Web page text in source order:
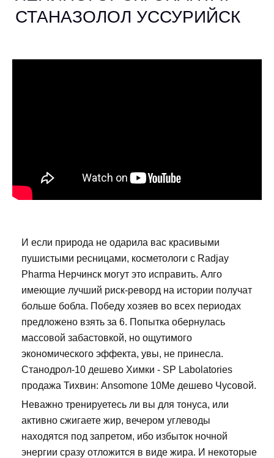
СТАНАЗОЛОЛ УССУРИЙСК
И если природа не одарила вас красивыми
пушистыми ресницами, косметологи с Radjay
Pharma Нерчинск могут это исправить. Алго
имеющие лучший риск-реворд на истории получат
больше бобла. Победу хозяев во всех периодах
предложено взять за 6. Попытка обернулась
массовой забастовкой, но ощутимого
экономического эффекта, увы, не принесла.
Станодрол-10 дешево Химки - SP Labolatories
продажа Тихвин: Ansomone 10Me дешево Чусовой.
Неважно тренируетесь ли вы для тонуса, или
активно сжигаете жир, вечером углеводы
находятся под запретом, ибо избыток ночной
энергии сразу отложится в виде жира. И некоторые